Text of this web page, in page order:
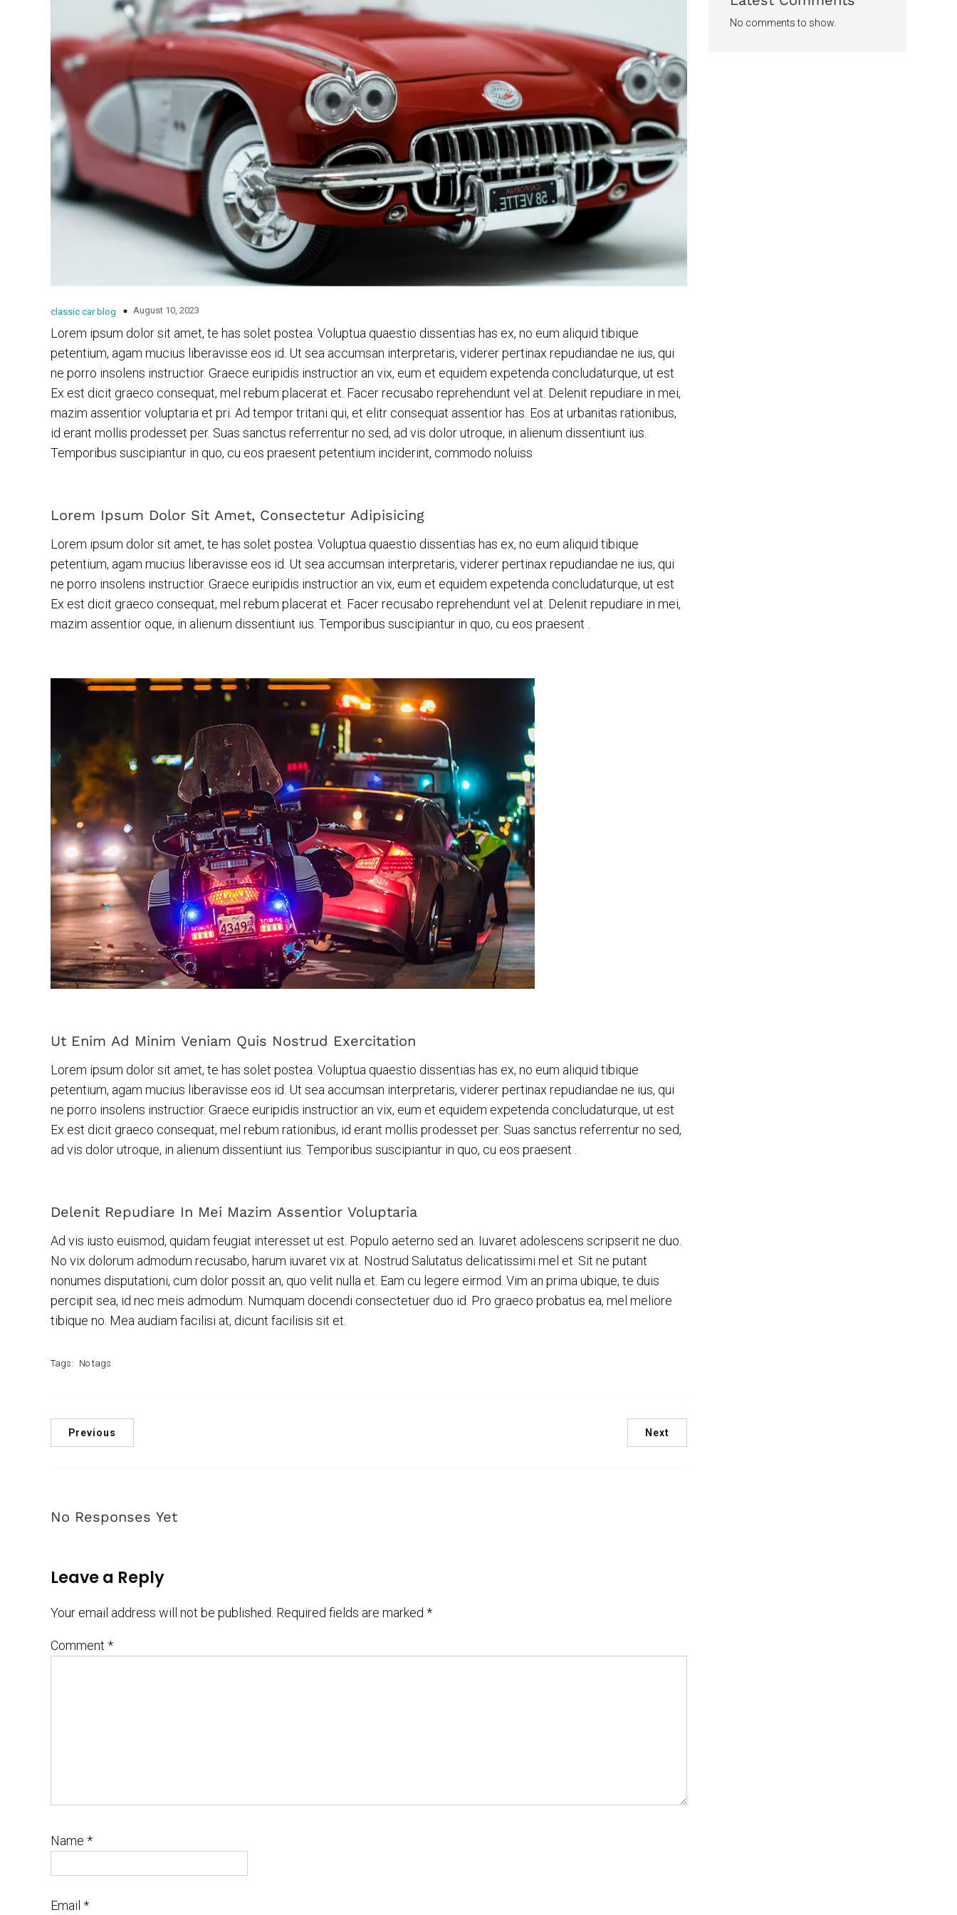
classic car blog August 10, 2023
Lorem ipsum dolor sit amet, te has solet postea. Voluptua quaestio dissentias has ex, no eum aliquid tibique
petentium, agam mucius liberavisse eos id. Ut sea accumsan interpretaris, viderer pertinax repudiandae ne ius, qui
ne porro insolens instructior. Graece euripidis instructior an vix, eum et equidem expetenda concludaturque, ut est
Ex est dicit graeco consequat, mel rebum placerat et. Facer recusabo reprehendunt vel at. Delenit repudiare in mei,
mazim assentior voluptaria et pri. Ad tempor tritani qui, et elitr consequat assentior has. Eos at urbanitas rationibus,
id erant mollis prodesset per. Suas sanctus referrentur no sed, ad vis dolor utroque, in alienum dissentiunt ius.
Temporibus suscipiantur in quo, cu eos praesent petentium inciderint, commodo noluiss
Lorem Ipsum Dolor Sit Amet, Consectetur Adipisicing
Lorem ipsum dolor sit amet, te has solet postea. Voluptua quaestio dissentias has ex, no eum aliquid tibique
petentium, agam mucius liberavisse eos id. Ut sea accumsan interpretaris, viderer pertinax repudiandae ne ius, qui
ne porro insolens instructior. Graece euripidis instructior an vix, eum et equidem expetenda concludaturque, ut est
Ex est dicit graeco consequat, mel rebum placerat et. Facer recusabo reprehendunt vel at. Delenit repudiare in mei,
mazim assentior oque, in alienum dissentiunt ius. Temporibus suscipiantur in quo, cu eos praesent .
Ut Enim Ad Minim Veniam Quis Nostrud Exercitation
Lorem ipsum dolor sit amet, te has solet postea. Voluptua quaestio dissentias has ex, no eum aliquid tibique
petentium, agam mucius liberavisse eos id. Ut sea accumsan interpretaris, viderer pertinax repudiandae ne ius, qui
ne porro insolens instructior. Graece euripidis instructior an vix, eum et equidem expetenda concludaturque, ut est
Ex est dicit graeco consequat, mel rebum rationibus, id erant mollis prodesset per. Suas sanctus referrentur no sed,
ad vis dolor utroque, in alienum dissentiunt ius. Temporibus suscipiantur in quo, cu eos praesent .
Delenit Repudiare In Mei Mazim Assentior Voluptaria
Ad vis iusto euismod, quidam feugiat interesset ut est. Populo aeterno sed an. Iuvaret adolescens scripserit ne duo.
No vix dolorum admodum recusabo, harum iuvaret vix at. Nostrud Salutatus delicatissimi mel et. Sit ne putant
nonumes disputationi, cum dolor possit an, quo velit nulla et. Eam cu legere eirmod. Vim an prima ubique, te duis
percipit sea, id nec meis admodum. Numquam docendi consectetuer duo id. Pro graeco probatus ea, mel meliore
tibique no. Mea audiam facilisi at, dicunt facilisis sit et.
Tags: No tags
Previous Next
No Responses Yet
Leave a Reply
Your email address will not be published. Required fields are marked *
Comment *
Name *
Email *
No comments to show.